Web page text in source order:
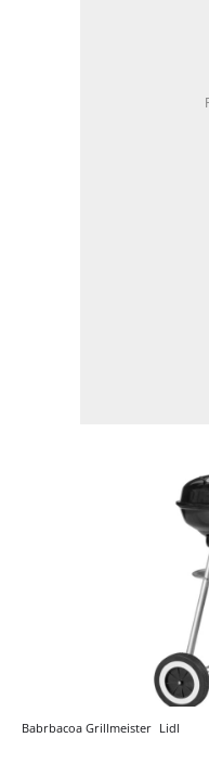
Babrbacoa Grillmeister Lidl